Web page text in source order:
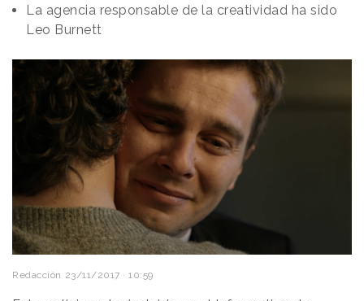
La agencia responsable de la creatividad ha sido
Leo Burnett
Redacción 23/11/2017 · 10:59